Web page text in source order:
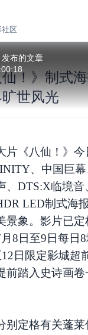
区
发布的文章
！》制式海
！》制式
世风光
片《八仙！》
、中国巨
、DTS:X临境音
LED制式海
景象。影片已定
8日至9日每日
日限定影城超
前踏入史诗画
别定格有关蓬莱